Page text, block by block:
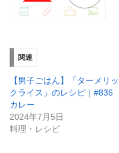
関連
【男子ごはん】「ターメリッ
クライス」のレシピ｜#836
カレー
2024年7月5日
料理・レシピ